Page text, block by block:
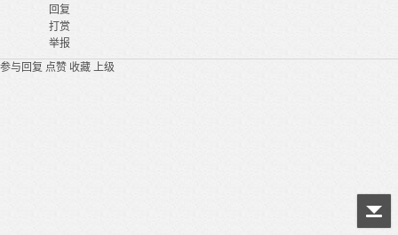
回复
打赏
举报
参与回复 点赞 收藏 上级